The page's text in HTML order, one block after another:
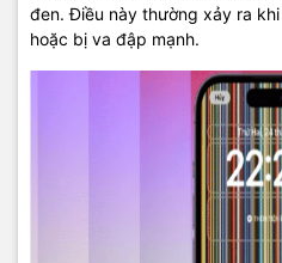
đen. Điều này thường xảy ra
hoặc bị va đập mạnh.